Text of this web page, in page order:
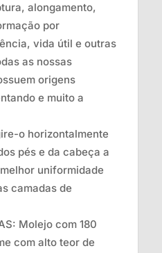
alongamento,
por
vida útil e outras
as nossas
origens
e muito a
o horizontalmente
pés e da cabeça a
uniformidade
camadas de
Molejo com 180
com alto teor de